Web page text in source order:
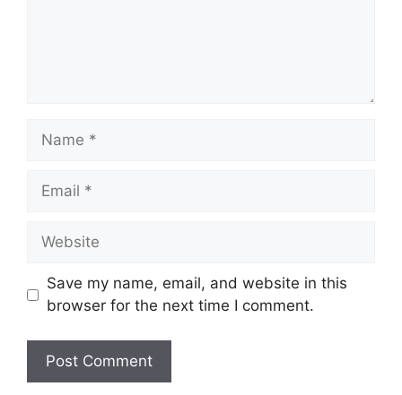
Name
Email
Website
Save my name, email, and website in this
browser for the next time I comment.